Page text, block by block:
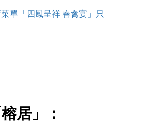
單「四鳳呈祥 春禽宴」只
居」：